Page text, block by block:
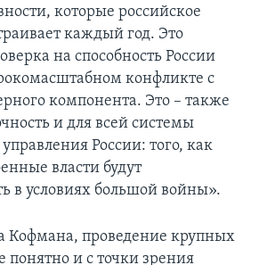
которые российское
каждый год. Это
на способность России
конфликте с
компонента. Это – также
и для всей системы
России: того, как
власти будут
в условиях большой войны».
Кофмана, проведение крупных
понятно и с точки зрения